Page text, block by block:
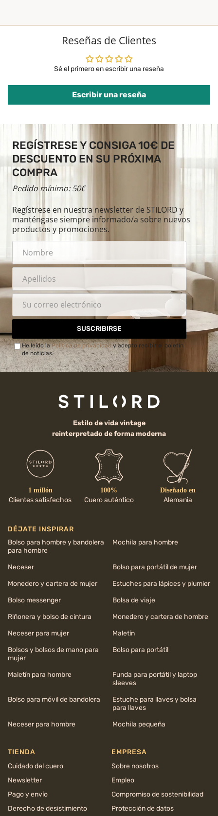
Reseñas de Clientes
Sé el primero en escribir una reseña
Escribir una reseña
REGÍSTRESE Y CONSIGA 10€ DE
DESCUENTO EN SU PRÓXIMA
COMPRA
Pedido mínimo: 50€
Regístrese en nuestra newsletter de STILORD y
manténgase siempre informado/a sobre nuevos
productos y promociones.
SUSCRIBIRSE
He leído laPolítica de privacidady acepto recibir el boletín
de noticias.
Estilo de vida vintage
reinterpretado de forma moderna
1 millón
Clientes satisfechos
100%
Cuero auténtico
Diseñado en
Alemania
DÉJATE INSPIRAR
Bolso para hombre y bandolera
para hombre
Mochila para hombre
Neceser
Bolso para portátil de mujer
Monedero y cartera de mujer
Estuches para lápices y plumier
Bolso messenger
Bolsa de viaje
Riñonera y bolso de cintura
Monedero y cartera de hombre
Neceser para mujer
Maletín
Bolsos y bolsos de mano para
mujer
Bolso para portátil
Maletín para hombre
Funda para portátil y laptop
sleeves
Bolso para móvil de bandolera
Estuche para llaves y bolsa
para llaves
Neceser para hombre
Mochila pequeña
TIENDA
Cuidado del cuero
Newsletter
Pago y envío
Derecho de desistimiento
EMPRESA
Sobre nosotros
Empleo
Compromiso de sostenibilidad
Protección de datos